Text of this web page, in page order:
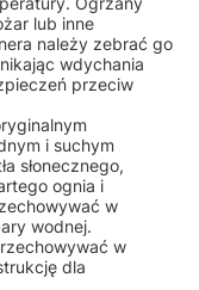
lub inne
należy zebrać go
wdychania
przeciw
i suchym
słonecznego,
ognia i
w
wodnej.
w
dla